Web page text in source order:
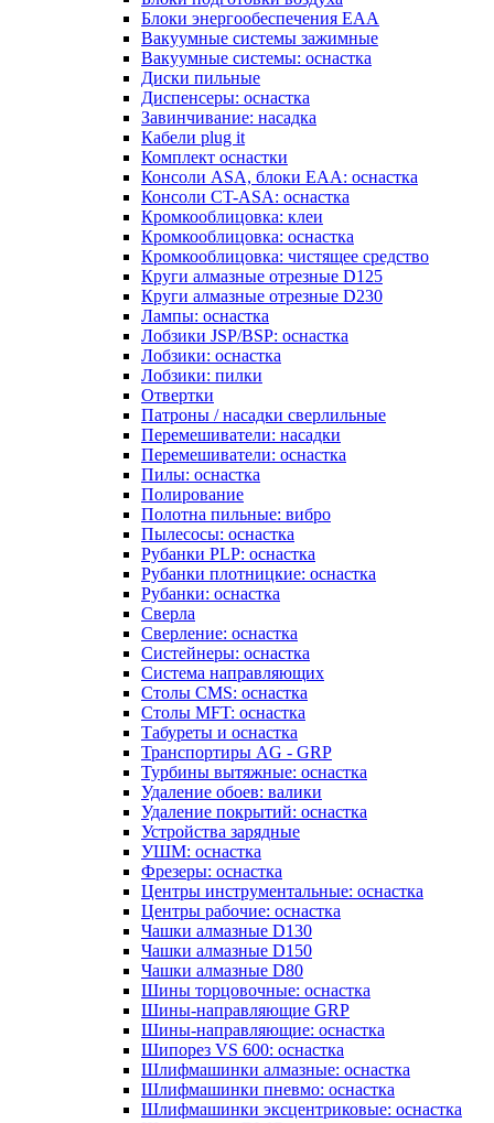
Блоки энергообеспечения EAA
Вакуумные системы зажимные
Вакуумные системы: оснастка
Диски пильные
Диспенсеры: оснастка
Завинчивание: насадка
Кабели plug it
Комплект оснастки
Консоли ASA, блоки EAA: оснастка
Консоли CT-ASA: оснастка
Кромкооблицовка: клеи
Кромкооблицовка: оснастка
Кромкооблицовка: чистящее средство
Круги алмазные отрезные D125
Круги алмазные отрезные D230
Лампы: оснастка
Лобзики JSP/BSP: оснастка
Лобзики: оснастка
Лобзики: пилки
Отвертки
Патроны / насадки сверлильные
Перемешиватели: насадки
Перемешиватели: оснастка
Пилы: оснастка
Полирование
Полотна пильные: вибро
Пылесосы: оснастка
Рубанки PLP: оснастка
Рубанки плотницкие: оснастка
Рубанки: оснастка
Сверла
Сверление: оснастка
Систейнеры: оснастка
Система направляющих
Столы CMS: оснастка
Столы MFT: оснастка
Табуреты и оснастка
Транспортиры AG - GRP
Турбины вытяжные: оснастка
Удаление обоев: валики
Удаление покрытий: оснастка
Устройства зарядные
УШМ: оснастка
Фрезеры: оснастка
Центры инструментальные: оснастка
Центры рабочие: оснастка
Чашки алмазные D130
Чашки алмазные D150
Чашки алмазные D80
Шины торцовочные: оснастка
Шины-направляющие GRP
Шины-направляющие: оснастка
Шипорез VS 600: оснастка
Шлифмашинки алмазные: оснастка
Шлифмашинки пневмо: оснастка
Шлифмашинки эксцентриковые: оснастка